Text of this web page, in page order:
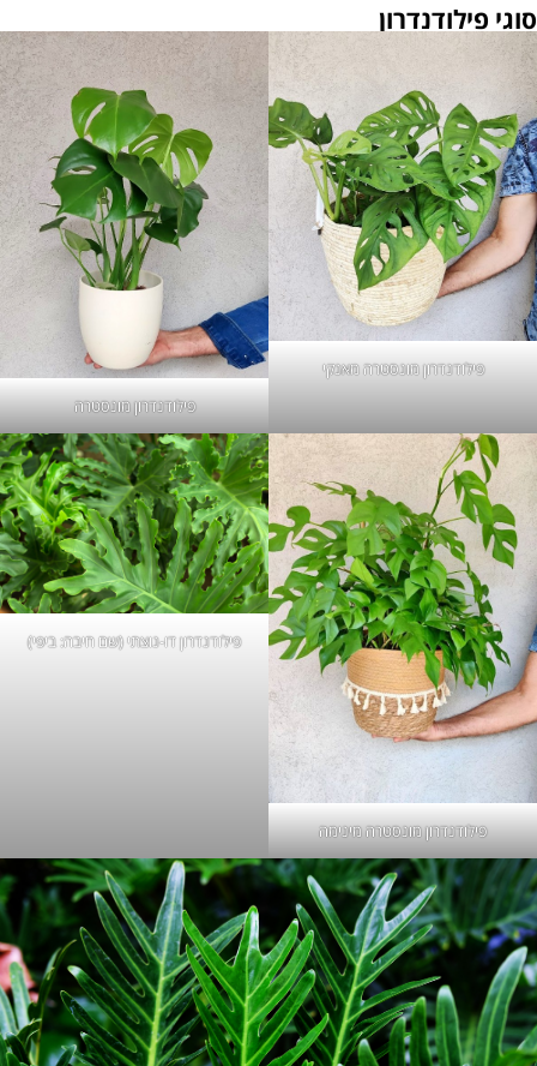
סוגי פילודנדרון
פילודנדרון מונסטרה מאנקי
פילודנדרון מונסטרה
פילודנדרון מונסטרה מינימה
פילודנדרון דו-נוצתי (שם חיבה: ביפי)